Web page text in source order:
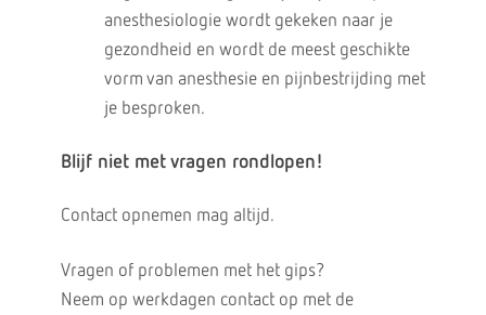
anesthesiologie wordt gekeken naar je
gezondheid en wordt de meest geschikte
vorm van anesthesie en pijnbestrijding met
je besproken.
Blijf niet met vragen rondlopen!
Contact opnemen mag altijd.
Vragen of problemen met het gips?
Neem op werkdagen contact op met de